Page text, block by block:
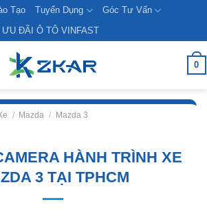
Tạo Tuyển Dụng
Góc Tư Vấn
ƯU ĐÃI Ô TÔ VINFAST
0
/ Mazda / Mazda 3
HÀNH TRÌNH XE
3 TẠI TPHCM